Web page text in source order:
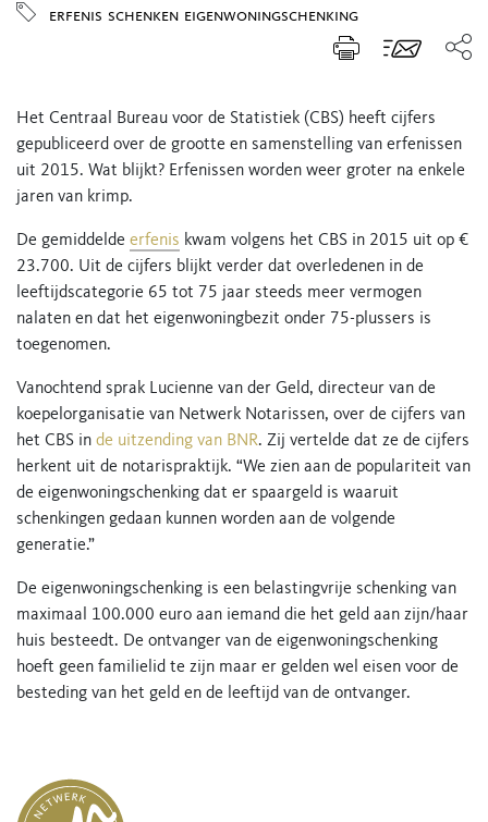
erfenis schenken eigenwoningschenking
Het Centraal Bureau voor de Statistiek (CBS) heeft cijfers
gepubliceerd over de grootte en samenstelling van erfenissen
uit 2015. Wat blijkt? Erfenissen worden weer groter na enkele
jaren van krimp.
De gemiddelde erfenis kwam volgens het CBS in 2015 uit op €
23.700. Uit de cijfers blijkt verder dat overledenen in de
leeftijdscategorie 65 tot 75 jaar steeds meer vermogen
nalaten en dat het eigenwoningbezit onder 75-plussers is
toegenomen.
Vanochtend sprak Lucienne van der Geld, directeur van de
koepelorganisatie van Netwerk Notarissen, over de cijfers van
het CBS in de uitzending van BNR. Zij vertelde dat ze de cijfers
herkent uit de notarispraktijk. “We zien aan de populariteit van
de eigenwoningschenking dat er spaargeld is waaruit
schenkingen gedaan kunnen worden aan de volgende
generatie.”
De eigenwoningschenking is een belastingvrije schenking van
maximaal 100.000 euro aan iemand die het geld aan zijn/haar
huis besteedt. De ontvanger van de eigenwoningschenking
hoeft geen familielid te zijn maar er gelden wel eisen voor de
besteding van het geld en de leeftijd van de ontvanger.